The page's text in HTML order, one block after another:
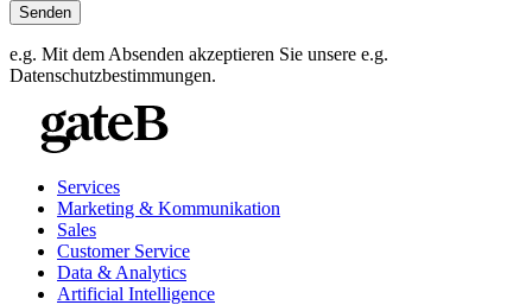
Senden
e.g. Mit dem Absenden akzeptieren Sie unsere e.g.
Datenschutzbestimmungen.
Services
Marketing & Kommunikation
Sales
Customer Service
Data & Analytics
Artificial Intelligence